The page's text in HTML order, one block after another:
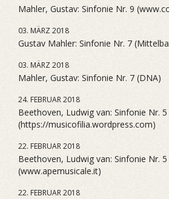
Mahler, Gustav: Sinfonie Nr. 9
03. MÄRZ 2018
Gustav Mahler: Sinfonie Nr. 7
03. MÄRZ 2018
Mahler, Gustav: Sinfonie Nr. 7 (DNA)
24. FEBRUAR 2018
Beethoven, Ludwig van: Sinfonie Nr. 5
(https://musicofilia.wordpress.com)
22. FEBRUAR 2018
Beethoven, Ludwig van: Sinfonie Nr.
(www.apemusicale.it)
22. FEBRUAR 2018